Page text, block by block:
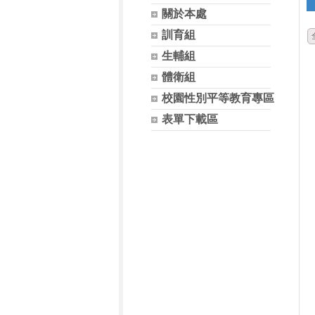
關於本處
訓育組
生輔組
體衛組
校園性別平等教育專區
表單下載區